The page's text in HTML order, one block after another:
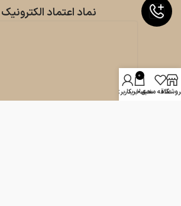
نماد اعتماد الکترونیک
علاقه مندی
0
سبد خرید
حساب کاربری من